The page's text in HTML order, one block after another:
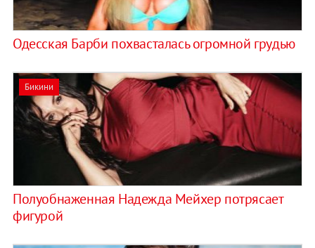
Одесская Барби похвасталась огромной грудью
Бикини
Полуобнаженная Надежда Мейхер потрясает
фигурой